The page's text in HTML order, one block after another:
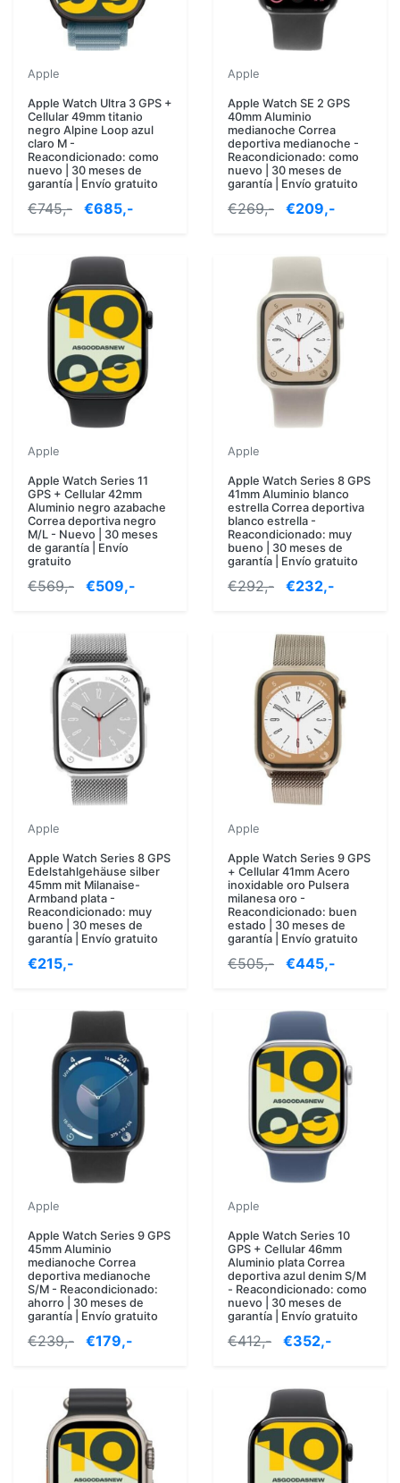
Apple
Apple Watch Ultra 3 GPS +
Cellular 49mm titanio
negro Alpine Loop azul
claro M -
Reacondicionado: como
nuevo | 30 meses de
garantía | Envío gratuito
€745,- €685,-
Apple
Apple Watch SE 2 GPS
40mm Aluminio
medianoche Correa
deportiva medianoche -
Reacondicionado: como
nuevo | 30 meses de
garantía | Envío gratuito
€269,- €209,-
Apple
Apple Watch Series 11
GPS + Cellular 42mm
Aluminio negro azabache
Correa deportiva negro
M/L - Nuevo | 30 meses
de garantía | Envío
gratuito
€569,- €509,-
Apple
Apple Watch Series 8 GPS
41mm Aluminio blanco
estrella Correa deportiva
blanco estrella -
Reacondicionado: muy
bueno | 30 meses de
garantía | Envío gratuito
€292,- €232,-
Apple
Apple Watch Series 8 GPS
Edelstahlgehäuse silber
45mm mit Milanaise-
Armband plata -
Reacondicionado: muy
bueno | 30 meses de
garantía | Envío gratuito
€215,-
Apple
Apple Watch Series 9 GPS
+ Cellular 41mm Acero
inoxidable oro Pulsera
milanesa oro -
Reacondicionado: buen
estado | 30 meses de
garantía | Envío gratuito
€505,- €445,-
Apple
Apple Watch Series 9 GPS
45mm Aluminio
medianoche Correa
deportiva medianoche
S/M - Reacondicionado:
ahorro | 30 meses de
garantía | Envío gratuito
€239,- €179,-
Apple
Apple Watch Series 10
GPS + Cellular 46mm
Aluminio plata Correa
deportiva azul denim S/M
- Reacondicionado: como
nuevo | 30 meses de
garantía | Envío gratuito
€412,- €352,-